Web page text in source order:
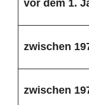
vor dem 1.
zwischen
zwischen